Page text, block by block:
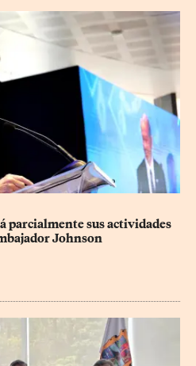
parcialmente sus actividades
Johnson